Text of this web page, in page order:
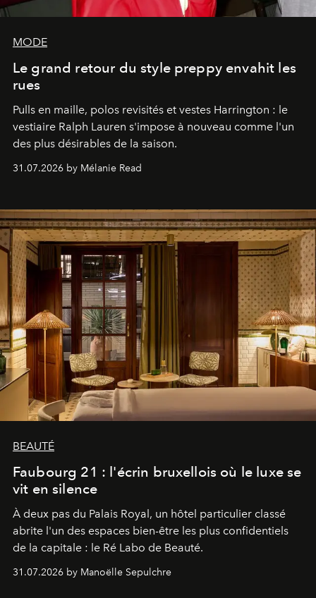
MODE
Le grand retour du style preppy envahit les
rues
Pulls en maille, polos revisités et vestes Harrington : le
vestiaire Ralph Lauren s'impose à nouveau comme l'un
des plus désirables de la saison.
31.07.2026 by Mélanie Read
BEAUTÉ
Faubourg 21 : l'écrin bruxellois où le luxe se
vit en silence
À deux pas du Palais Royal, un hôtel particulier classé
abrite l'un des espaces bien-être les plus confidentiels
de la capitale : le Ré Labo de Beauté.
31.07.2026 by Manoëlle Sepulchre